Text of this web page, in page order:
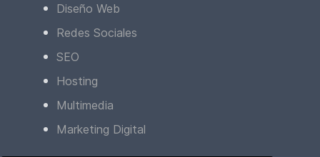
Diseño Web
Redes Sociales
SEO
Hosting
Multimedia
Marketing Digital